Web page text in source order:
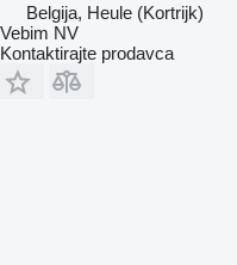
Belgija, Heule (Kortrijk)
Vebim NV
Kontaktirajte prodavca